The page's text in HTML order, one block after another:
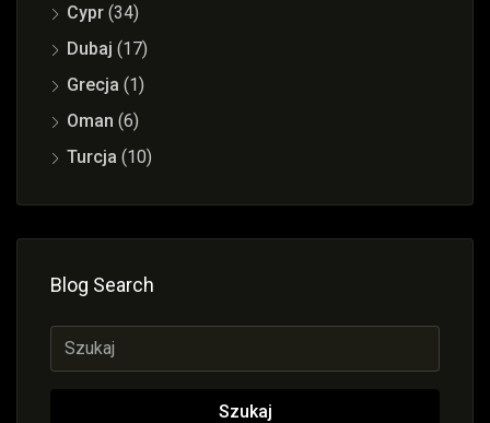
Cypr (34)
Dubaj (17)
Grecja (1)
Oman (6)
Turcja (10)
Blog Search
Szukaj